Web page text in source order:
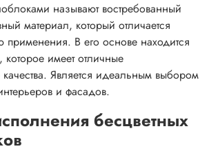
называют востребованный
материал, который отличается
В его основе находится
которое имеет отличные
Является идеальным выбором
и фасадов.
бесцветных